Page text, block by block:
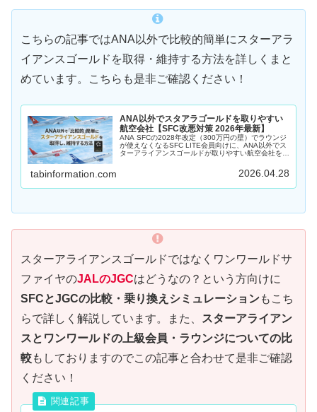
こちらの記事ではANA以外で比較的簡単にスターアラ
イアンスゴールドを取得・維持する方法を詳しくまと
めています。こちらも是非ご確認ください！
ANA以外でスタアラゴールドを取りやすい
航空会社【SFC改悪対策 2026年最新】
ANA SFCの2028年改定（300万円の壁）でラウンジ
が使えなくなるSFC LITE会員向けに、ANA以外でス
ターアライアンスゴールドが取りやすい航空会社を徹
キッシュ航空などおすすめ4社を比較紹介します。
tabinformation.com 2026.04.28
スターアライアンスゴールドではなくワンワールドサ
ファイヤのJALのJGCはどうなの？という方向けに
SFCとJGCの比較・乗り換えシミュレーションもこち
らで詳しく解説しています。また、
スターアライアン
スとワンワールドの上級会員・ラウンジについての比
較もしておりますのでこの記事と合わせて是非ご確認
ください！